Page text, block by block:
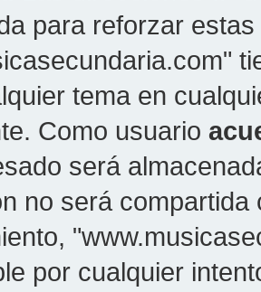
para reforzar
tema en
Como usuario
será
no será
por cualquier